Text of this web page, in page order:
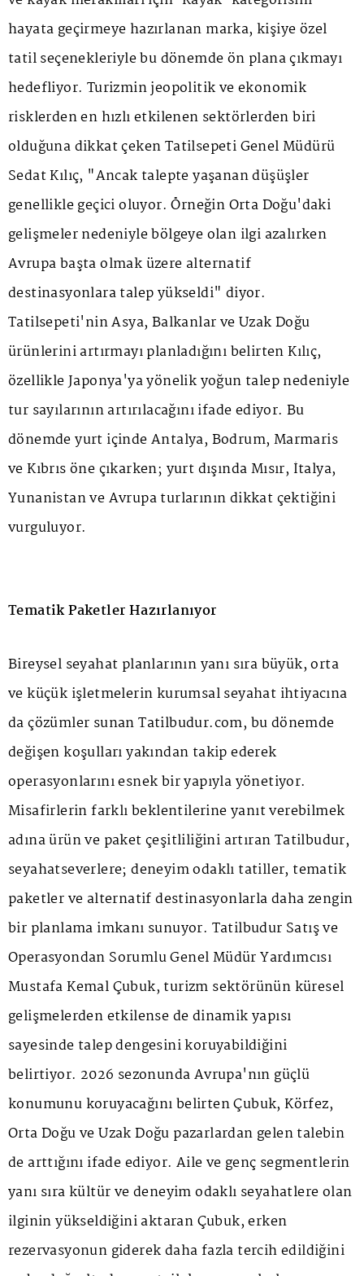
hayata geçirmeye hazırlanan marka, kişiye özel
tatil seçenekleriyle bu dönemde ön plana çıkmayı
hedefliyor. Turizmin jeopolitik ve ekonomik
risklerden en hızlı etkilenen sektörlerden biri
olduğuna dikkat çeken Tatilsepeti Genel Müdürü
Sedat Kılıç, "Ancak talepte yaşanan düşüşler
genellikle geçici oluyor. Örneğin Orta Doğu'daki
gelişmeler nedeniyle bölgeye olan ilgi azalırken
Avrupa başta olmak üzere alternatif
destinasyonlara talep yükseldi" diyor.
Tatilsepeti'nin Asya, Balkanlar ve Uzak Doğu
ürünlerini artırmayı planladığını belirten Kılıç,
özellikle Japonya'ya yönelik yoğun talep nedeniyle
tur sayılarının artırılacağını ifade ediyor. Bu
dönemde yurt içinde Antalya, Bodrum, Marmaris
ve Kıbrıs öne çıkarken; yurt dışında Mısır, İtalya,
Yunanistan ve Avrupa turlarının dikkat çektiğini
vurguluyor.
Tematik Paketler Hazırlanıyor
Bireysel seyahat planlarının yanı sıra büyük, orta
ve küçük işletmelerin kurumsal seyahat ihtiyacına
da çözümler sunan Tatilbudur.com, bu dönemde
değişen koşulları yakından takip ederek
operasyonlarını esnek bir yapıyla yönetiyor.
Misafirlerin farklı beklentilerine yanıt verebilmek
adına ürün ve paket çeşitliliğini artıran Tatilbudur,
seyahatseverlere; deneyim odaklı tatiller, tematik
paketler ve alternatif destinasyonlarla daha zengin
bir planlama imkanı sunuyor. Tatilbudur Satış ve
Operasyondan Sorumlu Genel Müdür Yardımcısı
Mustafa Kemal Çubuk, turizm sektörünün küresel
gelişmelerden etkilense de dinamik yapısı
sayesinde talep dengesini koruyabildiğini
belirtiyor. 2026 sezonunda Avrupa'nın güçlü
konumunu koruyacağını belirten Çubuk, Körfez,
Orta Doğu ve Uzak Doğu pazarlardan gelen talebin
de arttığını ifade ediyor. Aile ve genç segmentlerin
yanı sıra kültür ve deneyim odaklı seyahatlere olan
ilginin yükseldiğini aktaran Çubuk, erken
rezervasyonun giderek daha fazla tercih edildiğini